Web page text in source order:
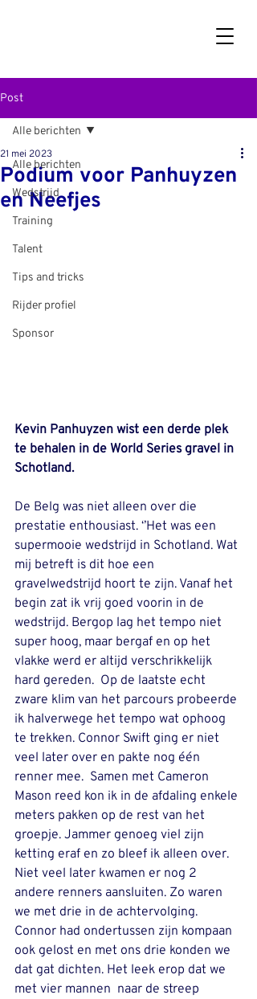
Post
Alle berichten
Wedstrijd
Training
Talent
Tips and tricks
Rijder profiel
Sponsor
Alle berichten
Podium voor Panhuyzen
en Neefjes
21 mei 2023
Kevin Panhuyzen wist een derde plek
te behalen in de World Series gravel in
Schotland.
De Belg was niet alleen over die
prestatie enthousiast. ‘’Het was een
supermooie wedstrijd in Schotland. Wat
mij betreft is dit hoe een
gravelwedstrijd hoort te zijn. Vanaf het
begin zat ik vrij goed voorin in de
wedstrijd. Bergop lag het tempo niet
super hoog, maar bergaf en op het
vlakke werd er altijd verschrikkelijk
hard gereden.  Op de laatste echt
zware klim van het parcours probeerde
ik halverwege het tempo wat ophoog
te trekken. Connor Swift ging er niet
veel later over en pakte nog één
renner mee.  Samen met Cameron
Mason reed kon ik in de afdaling enkele
meters pakken op de rest van het
groepje. Jammer genoeg viel zijn
ketting eraf en zo bleef ik alleen over.
Niet veel later kwamen er nog 2
andere renners aansluiten. Zo waren
we met drie in de achtervolging.
Connor had ondertussen zijn kompaan
ook gelost en met ons drie konden we
dat gat dichten. Het leek erop dat we
met vier mannen  naar de streep